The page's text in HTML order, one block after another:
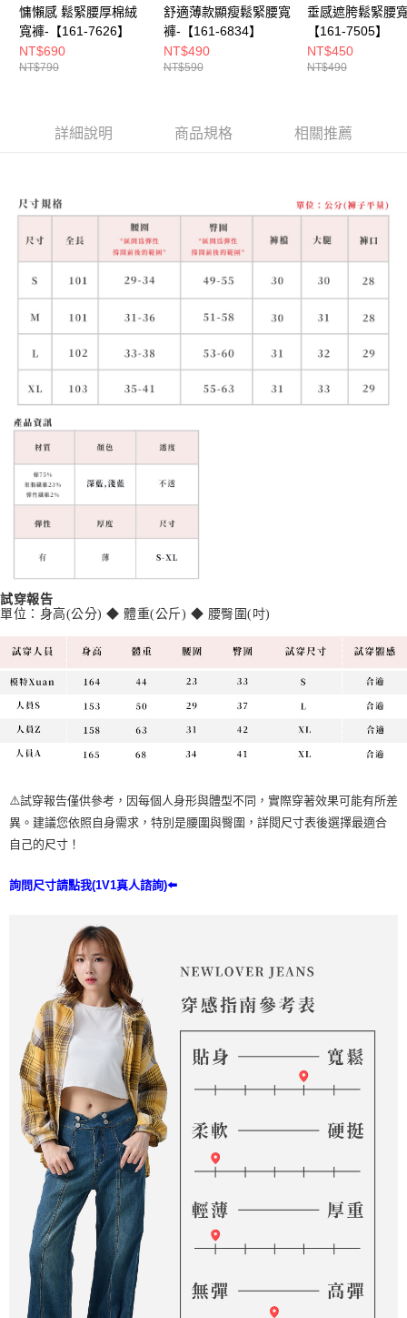
慵懶感 鬆緊腰厚棉絨
寬褲-【161-7626】
NT$690
NT$790
舒適薄款顯瘦鬆緊腰寬
褲-【161-6834】
NT$490
NT$590
垂感遮胯鬆緊腰
【161-7505】
NT$450
NT$490
詳細說明 商品規格 相關推薦
試穿報告
單位：身高(公分) ◆ 體重(公斤) ◆ 腰臀圍(吋)
⚠️試穿報告僅供參考，因每個人身形與體型不同，實際穿著效果可能有所差
異。建議您依照自身需求，特別是腰圍與臀圍，詳閱尺寸表後選擇最適合
自己的尺寸！
詢問尺寸請點我(1V1真人諮詢)⬅️